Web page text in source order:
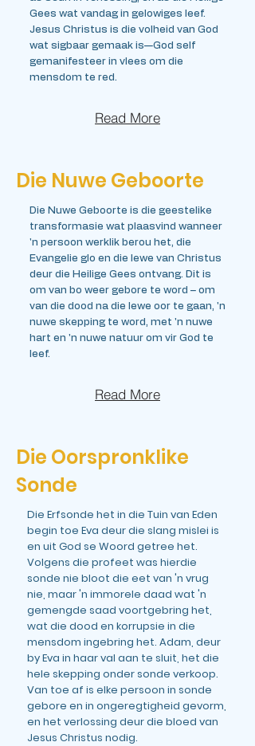
Gees wat vandag in gelowiges leef.
Jesus Christus is die volheid van God
wat sigbaar gemaak is—God self
gemanifesteer in vlees om die
mensdom te red.
Read More
Die Nuwe Geboorte
Die Nuwe Geboorte is die geestelike
transformasie wat plaasvind wanneer
'n persoon werklik berou het, die
Evangelie glo en die lewe van Christus
deur die Heilige Gees ontvang. Dit is
om van bo weer gebore te word – om
van die dood na die lewe oor te gaan, 'n
nuwe skepping te word, met 'n nuwe
hart en 'n nuwe natuur om vir God te
leef.
Read More
Die Oorspronklike
Sonde
Die Erfsonde het in die Tuin van Eden
begin toe Eva deur die slang mislei is
en uit God se Woord getree het.
Volgens die profeet was hierdie
sonde nie bloot die eet van 'n vrug
nie, maar 'n immorele daad wat 'n
gemengde saad voortgebring het,
wat die dood en korrupsie in die
mensdom ingebring het. Adam, deur
by Eva in haar val aan te sluit, het die
hele skepping onder sonde verkoop.
Van toe af is elke persoon in sonde
gebore en in ongeregtigheid gevorm,
en het verlossing deur die bloed van
Jesus Christus nodig.